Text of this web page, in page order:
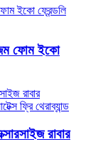
ফোম ইকো
রাবার